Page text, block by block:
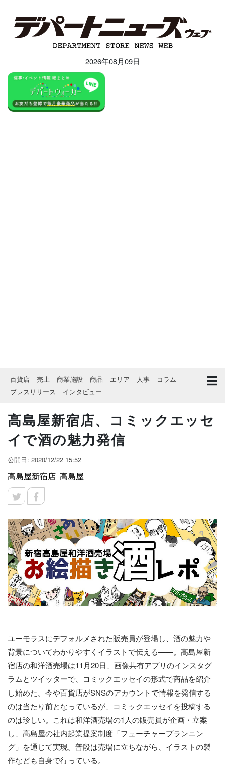
2026年08月09日
百貨店 売上 商業施設 商品 エリア 人事
コラム
プレスリリース
インタビュー
高島屋新宿店、コミックエッセ
イで酒の魅力発信
公開日: 2020/12/22 15:52
高島屋新宿店 高島屋
ユーモラスにデフォルメされた販売員が登場し、酒の魅力や
背景についてわかりやすくイラストで伝える——。高島屋新
宿店の和洋酒売場は11月20日、画像共有アプリのインスタグ
ラムとツイッターで、コミックエッセイの形式で商品を紹介
し始めた。今や百貨店がSNSのアカウントで情報を発信する
のは当たり前となっているが、コミックエッセイを投稿する
のは珍しい。これは和洋酒売場の1人の販売員が企画・立案
し、高島屋の社内起業提案制度「フューチャープランニン
グ」を通じて実現。普段は売場に立ちながら、イラストの製
作なども自身で行っている。